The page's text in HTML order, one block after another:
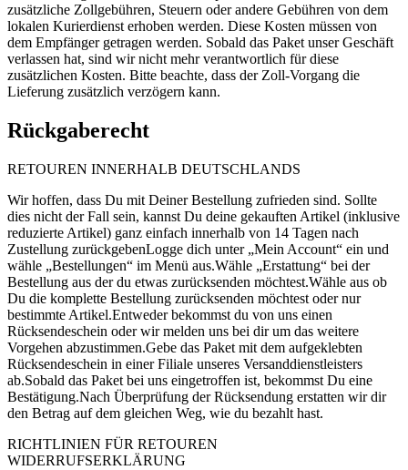
zusätzliche Zollgebühren, Steuern oder andere Gebühren von dem
lokalen Kurierdienst erhoben werden. Diese Kosten müssen von
dem Empfänger getragen werden. Sobald das Paket unser Geschäft
verlassen hat, sind wir nicht mehr verantwortlich für diese
zusätzlichen Kosten. Bitte beachte, dass der Zoll-Vorgang die
Lieferung zusätzlich verzögern kann.
Rückgaberecht
RETOUREN INNERHALB DEUTSCHLANDS
Wir hoffen, dass Du mit Deiner Bestellung zufrieden sind. Sollte
dies nicht der Fall sein, kannst Du deine gekauften Artikel (inklusive
reduzierte Artikel) ganz einfach innerhalb von 14 Tagen nach
Zustellung zurückgebenLogge dich unter „Mein Account“ ein und
wähle „Bestellungen“ im Menü aus.Wähle „Erstattung“ bei der
Bestellung aus der du etwas zurücksenden möchtest.Wähle aus ob
Du die komplette Bestellung zurücksenden möchtest oder nur
bestimmte Artikel.Entweder bekommst du von uns einen
Rücksendeschein oder wir melden uns bei dir um das weitere
Vorgehen abzustimmen.Gebe das Paket mit dem aufgeklebten
Rücksendeschein in einer Filiale unseres Versanddienstleisters
ab.Sobald das Paket bei uns eingetroffen ist, bekommst Du eine
Bestätigung.Nach Überprüfung der Rücksendung erstatten wir dir
den Betrag auf dem gleichen Weg, wie du bezahlt hast.
RICHTLINIEN FÜR RETOUREN
WIDERRUFSERKLÄRUNG